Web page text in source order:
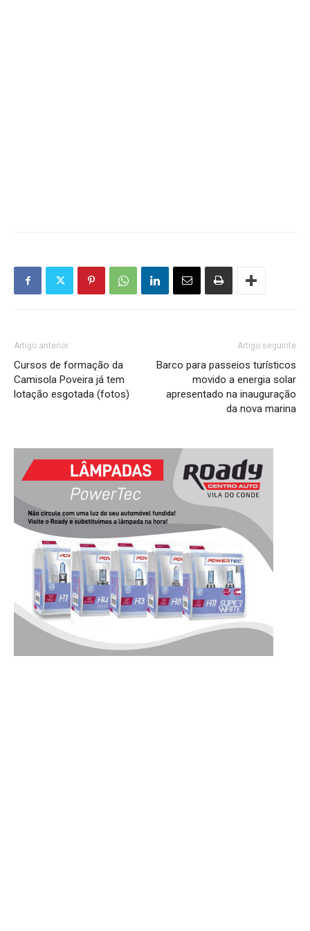
Artigo anterior
Cursos de formação da
Camisola Poveira já tem
lotação esgotada (fotos)
Artigo seguinte
Barco para passeios turísticos
movido a energia solar
apresentado na inauguração
da nova marina